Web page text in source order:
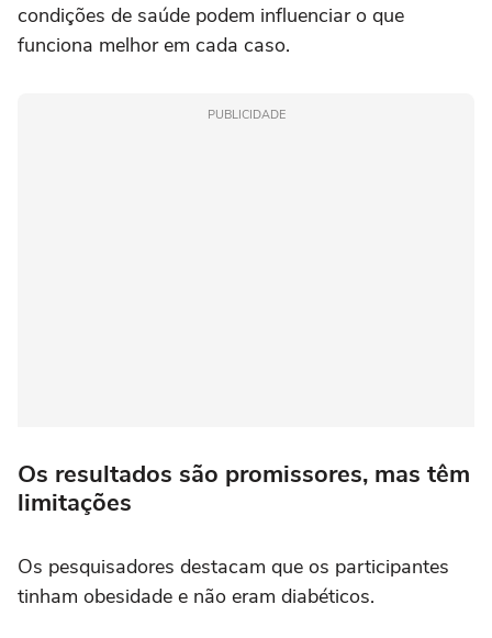
condições de saúde podem influenciar o que
funciona melhor em cada caso.
PUBLICIDADE
Os resultados são promissores, mas têm
limitações
Os pesquisadores destacam que os participantes
tinham obesidade e não eram diabéticos.